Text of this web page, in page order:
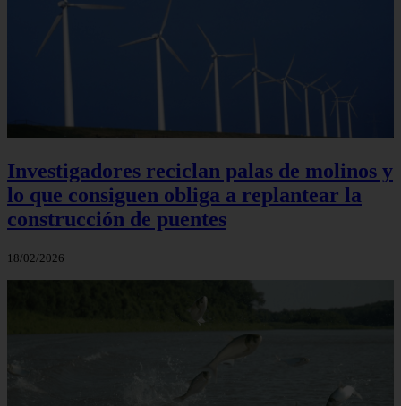
Investigadores reciclan palas de molinos y
lo que consiguen obliga a replantear la
construcción de puentes
18/02/2026